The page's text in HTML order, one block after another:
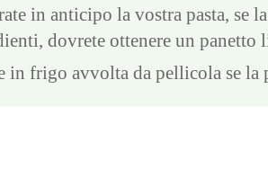
in anticipo la vostra pasta, se
dovrete ottenere un panetto
in frigo avvolta da pellicola se la